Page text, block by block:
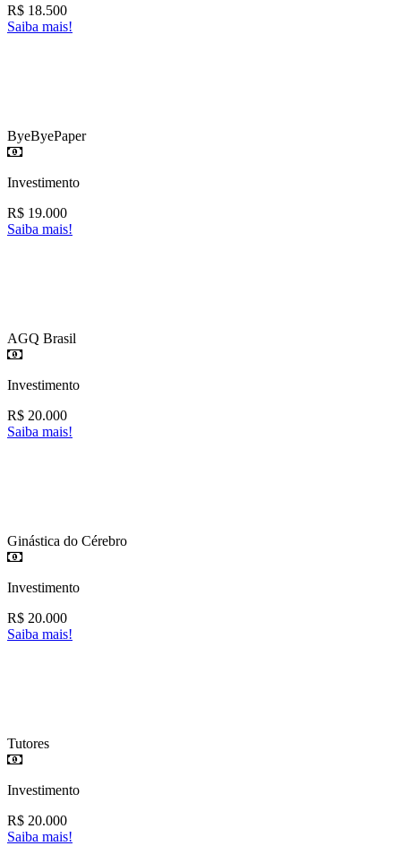
R$ 18.500
Saiba mais!
ByeByePaper
Investimento
R$ 19.000
Saiba mais!
AGQ Brasil
Investimento
R$ 20.000
Saiba mais!
Ginástica do Cérebro
Investimento
R$ 20.000
Saiba mais!
Tutores
Investimento
R$ 20.000
Saiba mais!